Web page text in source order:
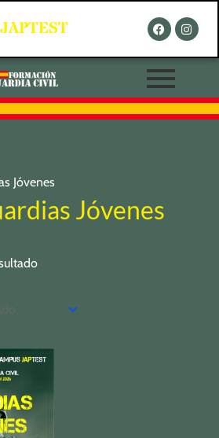
F
a
c
e
b
o
o
k
I
n
s
t
a
m
Jóvenes
Jóvenes